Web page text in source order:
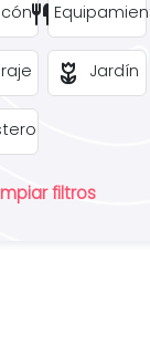
restaurant
deceased Jardín
filtros